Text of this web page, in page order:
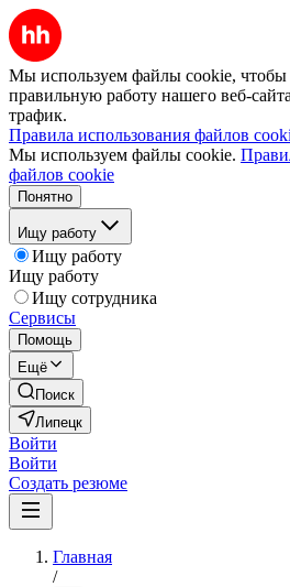
Мы используем файлы cookie, чтобы
правильную работу нашего веб-
трафик.
Правила использования файлов
Мы используем файлы cookie.
файлов cookie
Понятно
Ищу работу
Ищу работу
Ищу работу
Ищу сотрудника
Сервисы
Помощь
Ещё
Поиск
Липецк
Войти
Войти
Создать резюме
Главная
/